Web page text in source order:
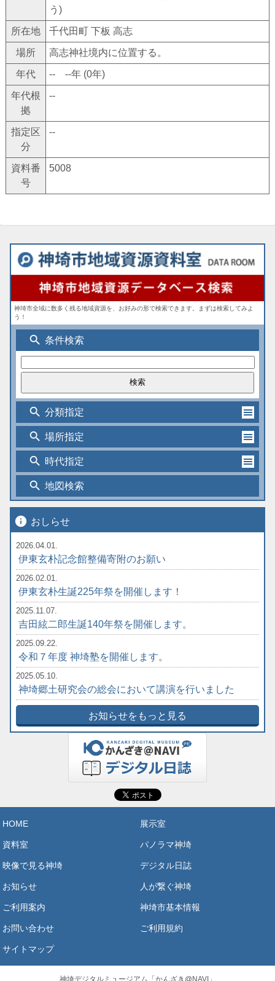
う)
所在地 千代田町 下板 高志
場所 高志神社境内に位置する。
年代 -- --年 (0年)
年代根
拠
--
指定区
分
--
資料番
号
5008
神埼市全域に数多く残る地域資源を、お好みの形で検索できます。まずは検索してみよ
う！
search 条件検索
search 分類指定
search 場所指定
search 時代指定
search 地図検索
info おしらせ
2026.04.01.
伊東玄朴記念館整備寄附のお願い
2026.02.01.
伊東玄朴生誕225年祭を開催します！
2025.11.07.
吉田絃二郎生誕140年祭を開催します。
2025.09.22.
令和７年度 神埼塾を開催します。
2025.05.10.
神埼郷土研究会の総会において講演を行いました
お知らせをもっと見る
HOME 展示室
資料室 パノラマ神埼
映像で見る神埼 デジタル日誌
お知らせ 人が繋ぐ神埼
ご利用案内 神埼市基本情報
お問い合わせ ご利用規約
サイトマップ
神埼デジタルミュージアム「かんざき@NAVI」